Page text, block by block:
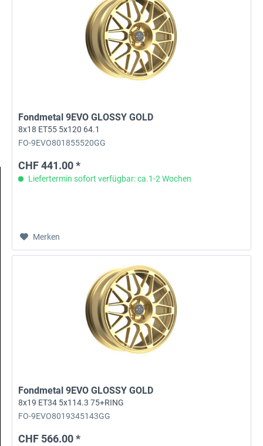
Fondmetal 9EVO GLOSSY GOLD
8x18 ET55 5x120 64.1
FO-9EVO801855520GG
CHF 441.00 *
Liefertermin sofort verfügbar: ca.1-2 Wochen
Merken
Fondmetal 9EVO GLOSSY GOLD
8x19 ET34 5x114.3 75+RING
FO-9EVO8019345143GG
CHF 566.00 *